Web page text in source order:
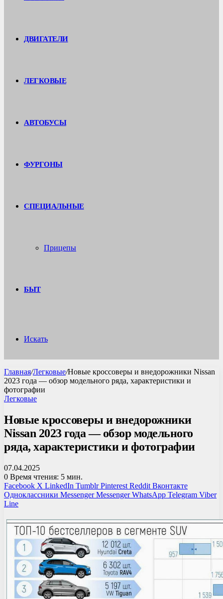
ДВИГАТЕЛИ
ЛЕГКОВЫЕ
АВТОБУСЫ
ФУРГОНЫ
СПЕЦИАЛЬНЫЕ
Прицепы
БЫТ
Искать
Главная/Легковые/Новые кроссоверы и внедорожники Nissan
2023 года — обзор модельного ряда, характеристики и
фотографии
Легковые
Новые кроссоверы и внедорожники
Nissan 2023 года — обзор модельного
ряда, характеристики и фотографии
07.04.2025
0 Время чтения: 5 мин.
Facebook X LinkedIn Tumblr Pinterest Reddit Вконтакте
Одноклассники Messenger Messenger WhatsApp Telegram Viber
Line